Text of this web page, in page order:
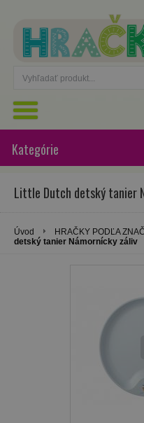
Kategórie
Little Dutch detský tanier
Úvod HRAČKY PODĽA
detský tanier Námornícky záliv